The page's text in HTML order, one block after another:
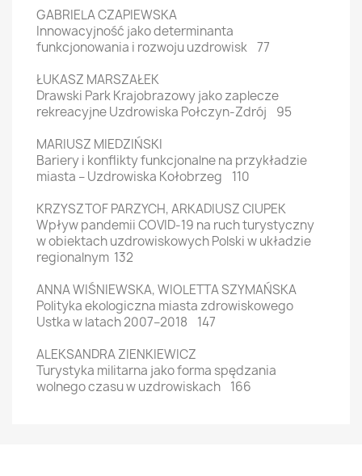
GABRIELA CZAPIEWSKA
Innowacyjność jako determinanta
funkcjonowania i rozwoju uzdrowisk 77
ŁUKASZ MARSZAŁEK
Drawski Park Krajobrazowy jako zaplecze
rekreacyjne Uzdrowiska Połczyn-Zdrój 95
MARIUSZ MIEDZIŃSKI
Bariery i konflikty funkcjonalne na przykładzie
miasta – Uzdrowiska Kołobrzeg 110
KRZYSZTOF PARZYCH, ARKADIUSZ CIUPEK
Wpływ pandemii COVID-19 na ruch turystyczny
w obiektach uzdrowiskowych Polski w układzie
regionalnym 132
ANNA WIŚNIEWSKA, WIOLETTA SZYMAŃSKA
Polityka ekologiczna miasta zdrowiskowego
Ustka w latach 2007–2018 147
ALEKSANDRA ZIENKIEWICZ
Turystyka militarna jako forma spędzania
wolnego czasu w uzdrowiskach 166